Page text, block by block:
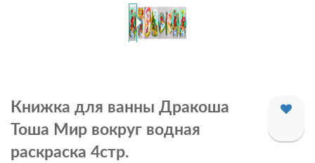
Книжка для ванны Дракоша
Тоша Мир вокруг водная
раскраска 4стр.